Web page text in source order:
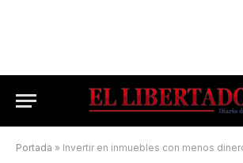
Portada » Invertir en inmuebles con menos dinero: 3 claves